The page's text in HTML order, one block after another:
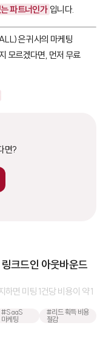
파트너인가 입니다.
은 귀사의 마케팅
모르겠다면, 먼저 무료
면?
크드인 아웃바운드
면 미팅 1건당 비용이 약 1
#SaaS
마케팅
#리드 획득 비용
절감